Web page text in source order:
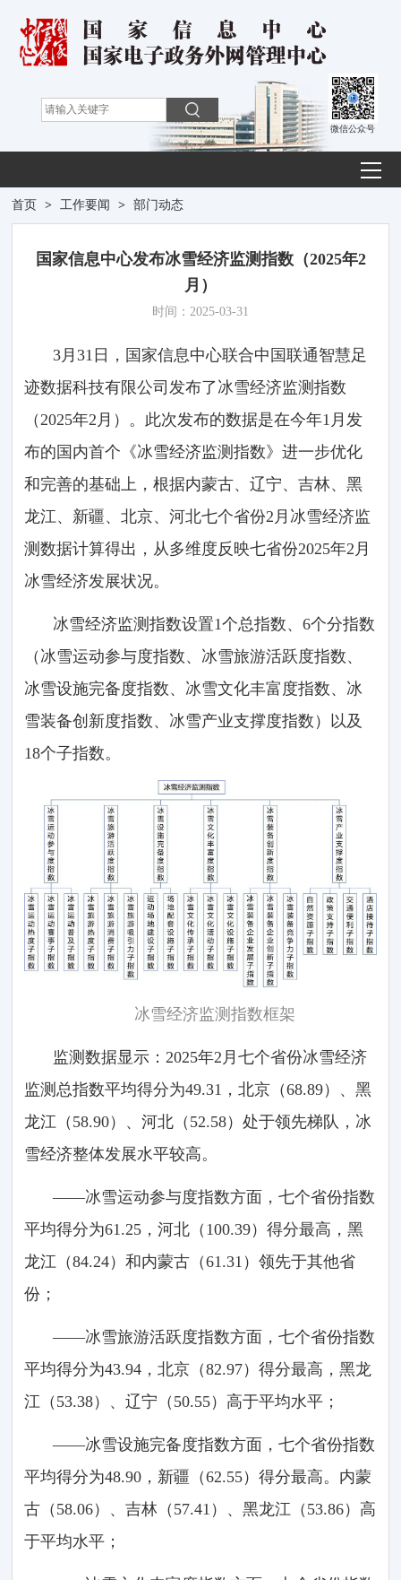
微信公众号
首页 > 工作要闻 > 部门动态
国家信息中心发布冰雪经济监测指数（2025年2
月）
时间：2025-03-31
3月31日，国家信息中心联合中国联通智慧足
迹数据科技有限公司发布了冰雪经济监测指数
（2025年2月）。此次发布的数据是在今年1月发
布的国内首个《冰雪经济监测指数》进一步优化
和完善的基础上，根据内蒙古、辽宁、吉林、黑
龙江、新疆、北京、河北七个省份2月冰雪经济监
测数据计算得出，从多维度反映七省份2025年2月
冰雪经济发展状况。
冰雪经济监测指数设置1个总指数、6个分指数
（冰雪运动参与度指数、冰雪旅游活跃度指数、
冰雪设施完备度指数、冰雪文化丰富度指数、冰
雪装备创新度指数、冰雪产业支撑度指数）以及
18个子指数。
冰雪经济监测指数框架
监测数据显示：2025年2月七个省份冰雪经济
监测总指数平均得分为49.31，北京（68.89）、黑
龙江（58.90）、河北（52.58）处于领先梯队，冰
雪经济整体发展水平较高。
——冰雪运动参与度指数方面，七个省份指数
平均得分为61.25，河北（100.39）得分最高，黑
龙江（84.24）和内蒙古（61.31）领先于其他省
份；
——冰雪旅游活跃度指数方面，七个省份指数
平均得分为43.94，北京（82.97）得分最高，黑龙
江（53.38）、辽宁（50.55）高于平均水平；
——冰雪设施完备度指数方面，七个省份指数
平均得分为48.90，新疆（62.55）得分最高。内蒙
古（58.06）、吉林（57.41）、黑龙江（53.86）高
于平均水平；